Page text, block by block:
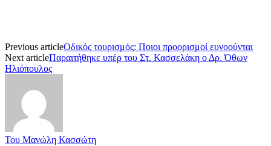
Previous articleΟδικός τουρισμός: Ποιοι προορισμοί ευνοούνται
Next articleΠαραιτήθηκε υπέρ του Στ. Κασσελάκη ο Δρ. Όθων
Ηλιόπουλος
Του Μανώλη Κασσώτη